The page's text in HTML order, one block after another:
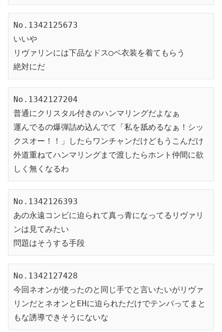
No.1342125673
いいや
リヴァリンには下品なドス◯ベ衣装を着てもらう
絶対にだ
No.1342127204
普通にクリスタル付きのハンマリングだよなぁ
運んでるの爆弾詰め込んでて「私を舐めるなぁ！シッ
クスオー！！」したらワンチャンだけどもうこんだけ
外道重ねてハンマリングまで渡したらホント仲間に欲
しく無くなるわ
No.1342126393
あの永遠コンビに迫られて真っ青になってるリヴァリ
ンは見てみたい
問題はそうする手段
No.1342127428
今回ネオンが使ったのと同じ手でと言いたいがリヴァ
リンだとネオンとEHに迫られただけでテンパってまと
もな誘導できそうにないな